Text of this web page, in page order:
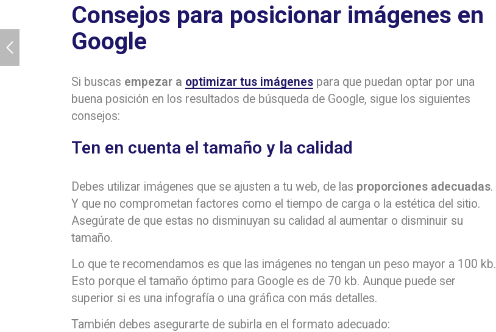
Consejos para posicionar imágenes en
Google
Si buscas empezar a optimizar tus imágenes para que puedan optar por una
buena posición en los resultados de búsqueda de Google, sigue los siguientes
consejos:
Ten en cuenta el tamaño y la calidad
Debes utilizar imágenes que se ajusten a tu web, de las proporciones adecuadas.
Y que no comprometan factores como el tiempo de carga o la estética del sitio.
Asegúrate de que estas no disminuyan su calidad al aumentar o disminuir su
tamaño.
Lo que te recomendamos es que las imágenes no tengan un peso mayor a 100 kb.
Esto porque el tamaño óptimo para Google es de 70 kb. Aunque puede ser
superior si es una infografía o una gráfica con más detalles.
También debes asegurarte de subirla en el formato adecuado: